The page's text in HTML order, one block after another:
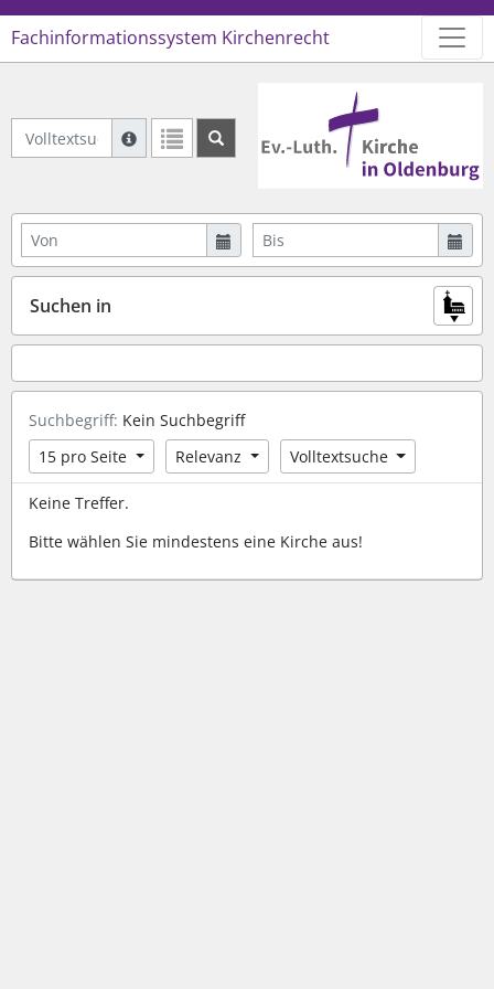
Fachinformationssystem Kirchenrecht
Volltextsuche Archiviertes Recht
Suche mit Platzhalter "*", Bsp. Pfarrer*, findet
Weitere Suchoperatoren finden Sie in unserer Hilfe.
Logo Ev.-Luth. Kirche in
Von Bis
Suchen in
Suchbegriff: Kein Suchbegriff
15 pro Seite
Relevanz Volltextsuche
Keine Treffer.
Bitte wählen Sie mindestens eine Kirche aus!